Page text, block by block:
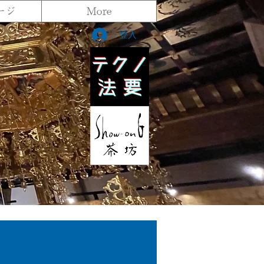
ジ More
登入